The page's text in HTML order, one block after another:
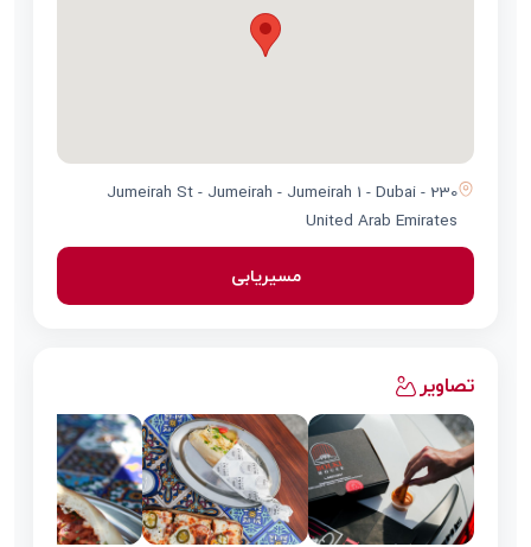
230 Jumeirah St - Jumeirah - Jumeirah 1 - Dubai -
United Arab Emirates
مسیریابی
تصاویر